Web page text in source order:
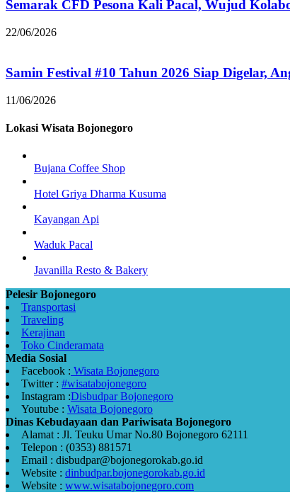
Semarak CFD Pesona Kali Pacal, Wujud
22/06/2026
Samin Festival #10 Tahun 2026 Siap Digelar,
11/06/2026
Lokasi Wisata Bojonegoro
Bujana Coffee Shop
Hotel Griya Dharma Kusuma
Kayangan Api
Waduk Pacal
Javanilla Resto & Bakery
Pelesir Bojonegoro
Transportasi
Traveling
Kerajinan
Toko Cinderamata
Media Sosial
Facebook : Wisata Bojonegoro
Twitter : #wisatabojonegoro
Instagram :Disbudpar Bojonegoro
Youtube : Wisata Bojonegoro
Dinas Kebudayaan dan Pariwisata Bojonegoro
Alamat : Jl. Teuku Umar No.80 Bojonegoro 62111
Telepon : (0353) 881571
Email : disbudpar@bojonegorokab.go.id
Website : dinbudpar.bojonegorokab.go.id
Website : www.wisatabojonegoro.com